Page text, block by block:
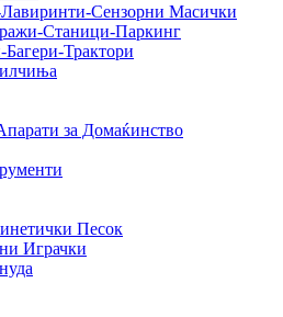
Сензорни Масички
Станици-Паркинг
Трактори
за Домаќинство
Песок
Играчки